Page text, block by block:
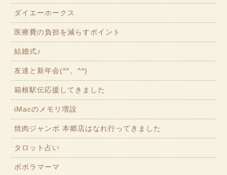
ダイエーホークス
医療費の負担を減らすポイント
結婚式♪
友達と新年会(*^。^*)
箱根駅伝応援してきました
iMacのメモリ増設
焼肉ジャンボ 本郷店はなれ行ってきました
タロット占い
ポポラマーマ